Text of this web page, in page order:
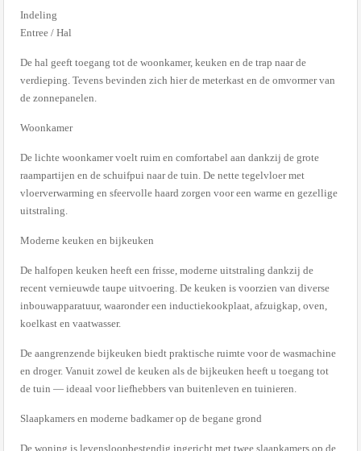
Indeling
Entree / Hal
De hal geeft toegang tot de woonkamer, keuken en de trap naar de
verdieping. Tevens bevinden zich hier de meterkast en de omvormer van
de zonnepanelen.
Woonkamer
De lichte woonkamer voelt ruim en comfortabel aan dankzij de grote
raampartijen en de schuifpui naar de tuin. De nette tegelvloer met
vloerverwarming en sfeervolle haard zorgen voor een warme en gezellige
uitstraling.
Moderne keuken en bijkeuken
De halfopen keuken heeft een frisse, moderne uitstraling dankzij de
recent vernieuwde taupe uitvoering. De keuken is voorzien van diverse
inbouwapparatuur, waaronder een inductiekookplaat, afzuigkap, oven,
koelkast en vaatwasser.
De aangrenzende bijkeuken biedt praktische ruimte voor de wasmachine
en droger. Vanuit zowel de keuken als de bijkeuken heeft u toegang tot
de tuin — ideaal voor liefhebbers van buitenleven en tuinieren.
Slaapkamers en moderne badkamer op de begane grond
De woning is levensloopbestendig ingericht met twee slaapkamers op de